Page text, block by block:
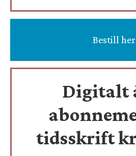
Bestill her
Digitalt
tidsskrift